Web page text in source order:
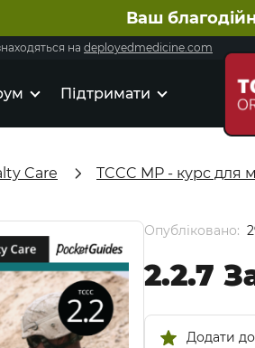
Ваш
на deployedmedicine.com
Підтримати
Care TCCC MP - курс для
Опубліковано:
2.2.7
Додати